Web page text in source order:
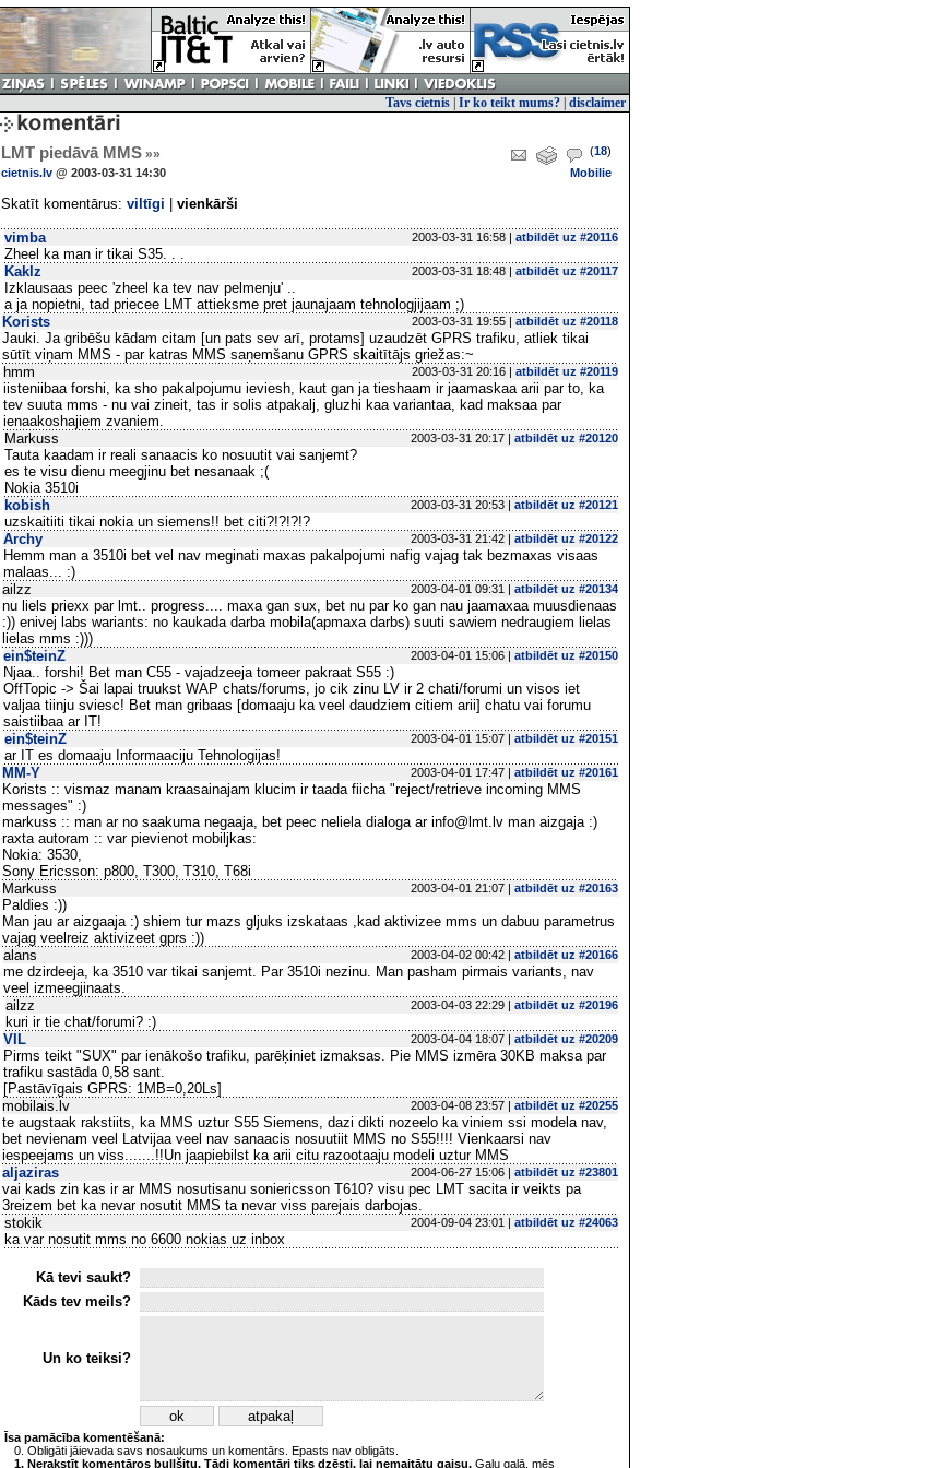
Tavs cietnis Ir ko teikt mums? disclaimer
LMT piedāvā MMS »» (18)
cietnis.lv @ 2003-03-31 14:30 Mobilie
Skatīt komentārus: viltīgi vienkārši
vimba 2003-03-31 16:58 | atbildēt uz #20116
Zheel ka man ir tikai S35. . .
Kaklz
2003-03-31 18:48 | atbildēt uz #20117
Izklausaas peec 'zheel ka tev nav pelmenju' ..
a ja nopietni, tad priecee LMT attieksme pret jaunajaam tehnologjijaam ;)
Korists
2003-03-31 19:55 | atbildēt uz #20118
Jauki. Ja gribēšu kādam citam [un pats sev arī, protams] uzaudzēt GPRS trafiku, atliek tikai
sūtīt viņam MMS - par katras MMS saņemšanu GPRS skaitītājs griežas:~
hmm
2003-03-31 20:16 | atbildēt uz #20119
iisteniibaa forshi, ka sho pakalpojumu ieviesh, kaut gan ja tieshaam ir jaamaskaa arii par to, ka
tev suuta mms - nu vai zineit, tas ir solis atpakalj, gluzhi kaa variantaa, kad maksaa par
ienaakoshajiem zvaniem.
Markuss
2003-03-31 20:17 | atbildēt uz #20120
Tauta kaadam ir reali sanaacis ko nosuutit vai sanjemt?
es te visu dienu meegjinu bet nesanaak ;(
Nokia 3510i
kobish
2003-03-31 20:53 | atbildēt uz #20121
uzskaitiiti tikai nokia un siemens!! bet citi?!?!?!?
Archy
2003-03-31 21:42 | atbildēt uz #20122
Hemm man a 3510i bet vel nav meginati maxas pakalpojumi nafig vajag tak bezmaxas visaas
malaas... :)
ailzz
2003-04-01 09:31 | atbildēt uz #20134
nu liels priexx par lmt.. progress.... maxa gan sux, bet nu par ko gan nau jaamaxaa muusdienaas
:)) enivej labs wariants: no kaukada darba mobila(apmaxa darbs) suuti sawiem nedraugiem lielas
lielas mms :)))
ein$teinZ
2003-04-01 15:06 | atbildēt uz #20150
Njaa.. forshi! Bet man C55 - vajadzeeja tomeer pakraat S55 :)
OffTopic -> Šai lapai truukst WAP chats/forums, jo cik zinu LV ir 2 chati/forumi un visos iet
valjaa tiinju sviesc! Bet man gribaas [domaaju ka veel daudziem citiem arii] chatu vai forumu
saistiibaa ar IT!
ein$teinZ
2003-04-01 15:07 | atbildēt uz #20151
ar IT es domaaju Informaaciju Tehnologijas!
MM-Y
2003-04-01 17:47 | atbildēt uz #20161
Korists :: vismaz manam kraasainajam klucim ir taada fiicha "reject/retrieve incoming MMS
messages" :)
markuss :: man ar no saakuma negaaja, bet peec neliela dialoga ar info@lmt.lv man aizgaja :)
raxta autoram :: var pievienot mobiljkas:
Nokia: 3530,
Sony Ericsson: p800, T300, T310, T68i
Markuss
2003-04-01 21:07 | atbildēt uz #20163
Paldies :))
Man jau ar aizgaaja :) shiem tur mazs gljuks izskataas ,kad aktivizee mms un dabuu parametrus
vajag veelreiz aktivizeet gprs :))
alans
2003-04-02 00:42 | atbildēt uz #20166
me dzirdeeja, ka 3510 var tikai sanjemt. Par 3510i nezinu. Man pasham pirmais variants, nav
veel izmeegjinaats.
ailzz
2003-04-03 22:29 | atbildēt uz #20196
kuri ir tie chat/forumi? :)
VIL
2003-04-04 18:07 | atbildēt uz #20209
Pirms teikt "SUX" par ienākošo trafiku, parēķiniet izmaksas. Pie MMS izmēra 30KB maksa par
trafiku sastāda 0,58 sant.
[Pastāvīgais GPRS: 1MB=0,20Ls]
mobilais.lv
2003-04-08 23:57 | atbildēt uz #20255
te augstaak rakstiits, ka MMS uztur S55 Siemens, dazi dikti nozeelo ka viniem ssi modela nav,
bet nevienam veel Latvijaa veel nav sanaacis nosuutiit MMS no S55!!!! Vienkaarsi nav
iespeejams un viss.......!!Un jaapiebilst ka arii citu razootaaju modeli uztur MMS
aljaziras
2004-06-27 15:06 | atbildēt uz #23801
vai kads zin kas ir ar MMS nosutisanu soniericsson T610? visu pec LMT sacita ir veikts pa
3reizem bet ka nevar nosutit MMS ta nevar viss parejais darbojas.
stokik
2004-09-04 23:01 | atbildēt uz #24063
ka var nosutit mms no 6600 nokias uz inbox
Kā tevi saukt?
Kāds tev meils?
Un ko teiksi?
Īsa pamācība komentēšanā:
0. Obligāti jāievada savs nosaukums un komentārs. Epasts nav obligāts.
1. Nerakstīt komentāros bullšitu. Tādi komentāri tiks dzēsti, lai nemaitātu gaisu. Galu galā, mēs